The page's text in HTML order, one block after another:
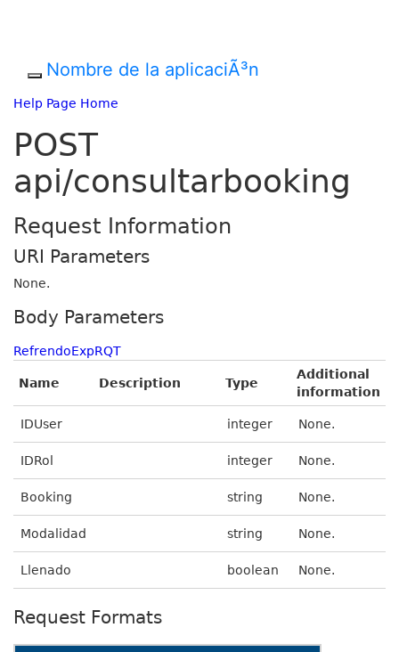
Nombre de la aplicaciÃ³n
Help Page Home
POST
api/consultarbooking
Request Information
URI Parameters
None.
Body Parameters
RefrendoExpRQT
Name Description Type
Additional
information
IDUser integer None.
IDRol integer None.
Booking string None.
Modalidad string None.
Llenado boolean None.
Request Formats